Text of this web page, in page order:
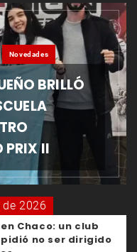
Novedades
BRILLÓ
PRIX II
2026
Chaco: un club
no ser dirigido